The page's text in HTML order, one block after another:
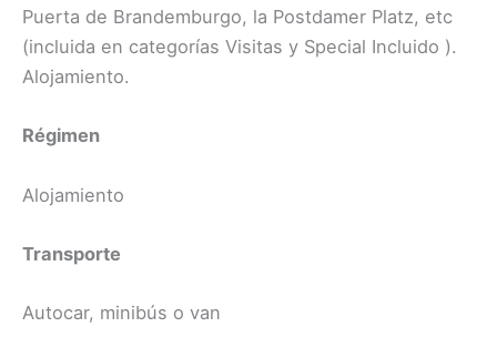
Puerta de Brandemburgo, la Postdamer Platz, etc
(incluida en categorías Visitas y Special Incluido ​).
Alojamiento.
Régimen
Alojamiento
Transporte
Autocar, minibús o van